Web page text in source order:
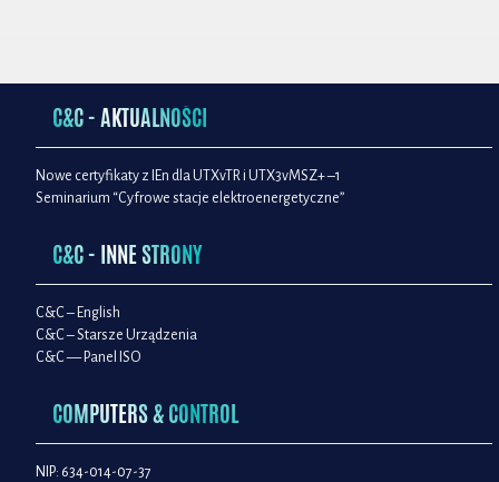
C&C - AKTUALNOŚCI
Nowe certyfikaty z IEn dla UTXvTR i UTX3vMSZ+ –1
Seminarium “Cyfrowe stacje elektroenergetyczne”
C&C - INNE STRONY
C&C – English
C&C – Starsze Urządzenia
C&C — Panel ISO
COMPUTERS & CONTROL
NIP: 634-014-07-37